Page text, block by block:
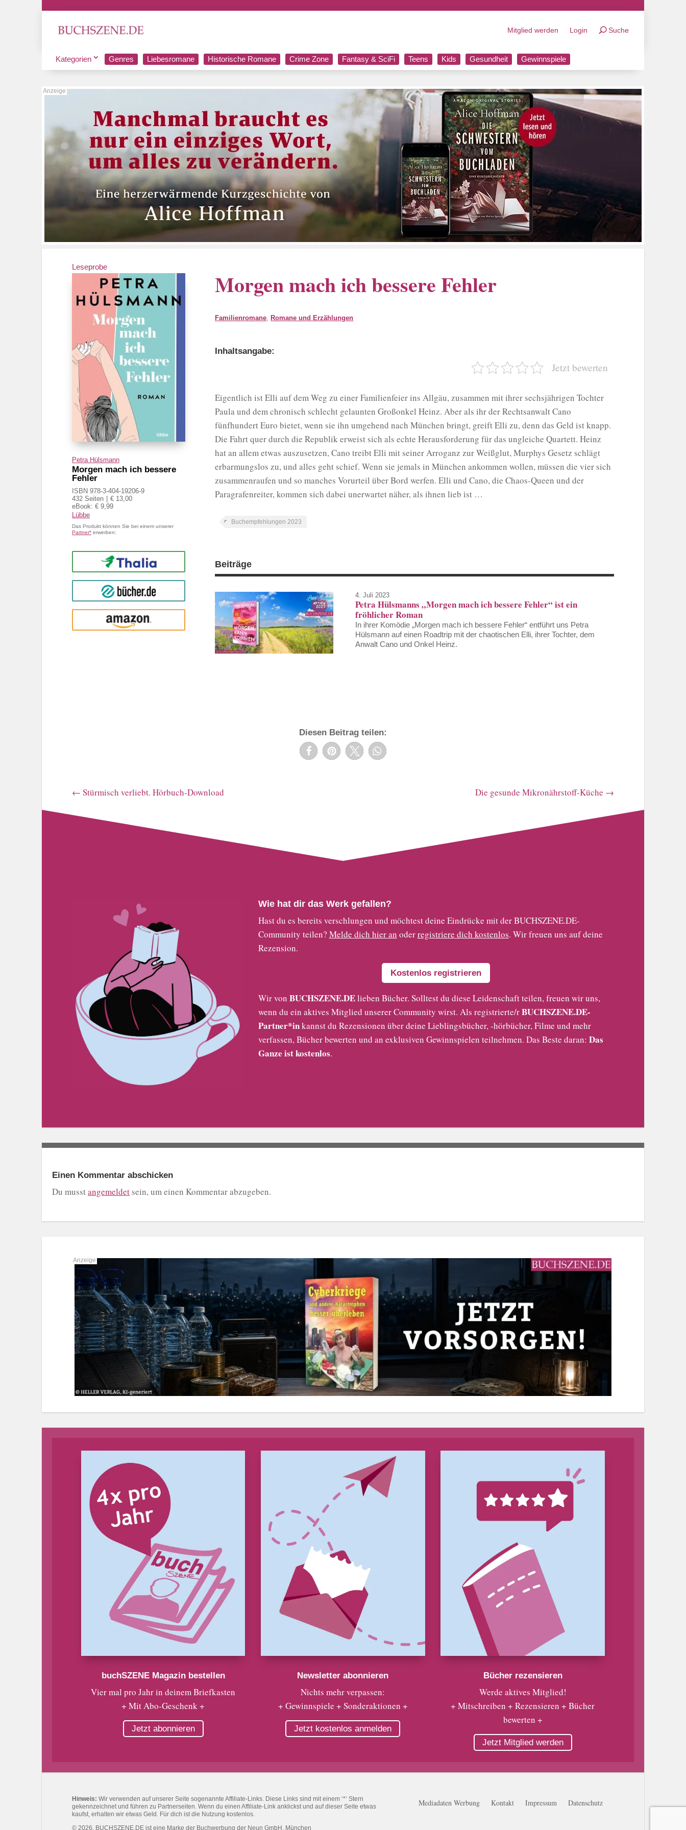
Mitglied werden Login Suche
Kategorien Genres Liebesromane Historische Romane Crime Zone Fantasy & SciFi Teens Kids Gesundheit Gewinnspiele
Leseprobe
Petra Hülsmann
Morgen mach ich bessere
Fehler
ISBN 978-3-404-19206-9
432 Seiten
€ 13,00
eBook: € 9,99
Lübbe
Das Produkt können Sie bei einem unserer
Partner* erwerben:
Thalia
buecher.de
Amazon
Morgen mach ich bessere Fehler
Familienromane, Romane und Erzählungen
Inhaltsangabe:
Jetzt bewerten
Eigentlich ist Elli auf dem Weg zu einer Familienfeier ins Allgäu, zusammen mit ihrer sechsjährigen Tochter
Paula und dem chronisch schlecht gelaunten Großonkel Heinz. Aber als ihr der Rechtsanwalt Cano
fünfhundert Euro bietet, wenn sie ihn umgehend nach München bringt, greift Elli zu, denn das Geld ist knapp.
Die Fahrt quer durch die Republik erweist sich als echte Herausforderung für das ungleiche Quartett. Heinz
hat an allem etwas auszusetzen, Cano treibt Elli mit seiner Arroganz zur Weißglut, Murphys Gesetz schlägt
erbarmungslos zu, und alles geht schief. Wenn sie jemals inMünchen ankommen wollen, müssen die vier sich
zusammenraufen und so manches Vorurteil über Bord werfen. Elli und Cano, die Chaos-Queen und der
Paragrafenreiter, kommen sich dabei unerwartet näher, als ihnen lieb ist …
Buchempfehlungen 2023
Beiträge
4. Juli 2023
Petra Hülsmanns „Morgen mach ich bessere Fehler“ ist ein
fröhlicher Roman
In ihrer Komödie „Morgen mach ich bessere Fehler“ entführt uns Petra
Hülsmann auf einen Roadtrip mit der chaotischen Elli, ihrer Tochter, dem
Anwalt Cano und Onkel Heinz.
Diesen Beitrag teilen:
← Stürmisch verliebt. Hörbuch-Download Die gesunde Mikronährstoff-Küche →
Wie hat dir das Werk gefallen?
Hast du es bereits verschlungen und möchtest deine Eindrücke mit der BUCHSZENE.DE-
Community teilen? Melde dich hier an oderregistriere dich kostenlos. Wir freuen uns auf deine
Rezension.
Kostenlos registrieren
Wir von BUCHSZENE.DElieben Bücher. Solltest du diese Leidenschaft teilen, freuen wir uns,
wenn du ein aktives Mitglied unserer Community wirst. Als registrierte/rBUCHSZENE.DE-
Partner*inkannst du Rezensionen über deine Lieblingsbücher, -hörbücher, Filme und mehr
verfassen, Bücher bewerten und an exklusiven Gewinnspielen teilnehmen. Das Beste daran: Das
Ganze ist kostenlos.
Einen Kommentar abschicken
Du musstangemeldet sein, um einen Kommentar abzugeben.
buchSZENE Magazin bestellen
Vier mal pro Jahr in deinem Briefkasten
+ Mit Abo-Geschenk +
Jetzt abonnieren
Newsletter abonnieren
Nichts mehr verpassen:
+ Gewinnspiele + Sonderaktionen +
Jetzt kostenlos anmelden
Bücher rezensieren
Werde aktives Mitglied!
+ Mitschreiben + Rezensieren + Bücher
bewerten +
Jetzt Mitglied werden
Hinweis: Wir verwenden auf unserer Seite sogenannte Affiliate-Links. Diese Links sind mit einem ‘*‘ Stern
gekennzeichnet und führen zu Partnerseiten. Wenn du einen Affiliate-Link anklickst und auf dieser Seite etwas
kaufst, erhalten wir etwas Geld. Für dich ist die Nutzung kostenlos.
© 2026. BUCHSZENE.DE ist eine Marke der Buchwerbung der Neun GmbH, München
Mediadaten Werbung Kontakt Impressum Datenschutz